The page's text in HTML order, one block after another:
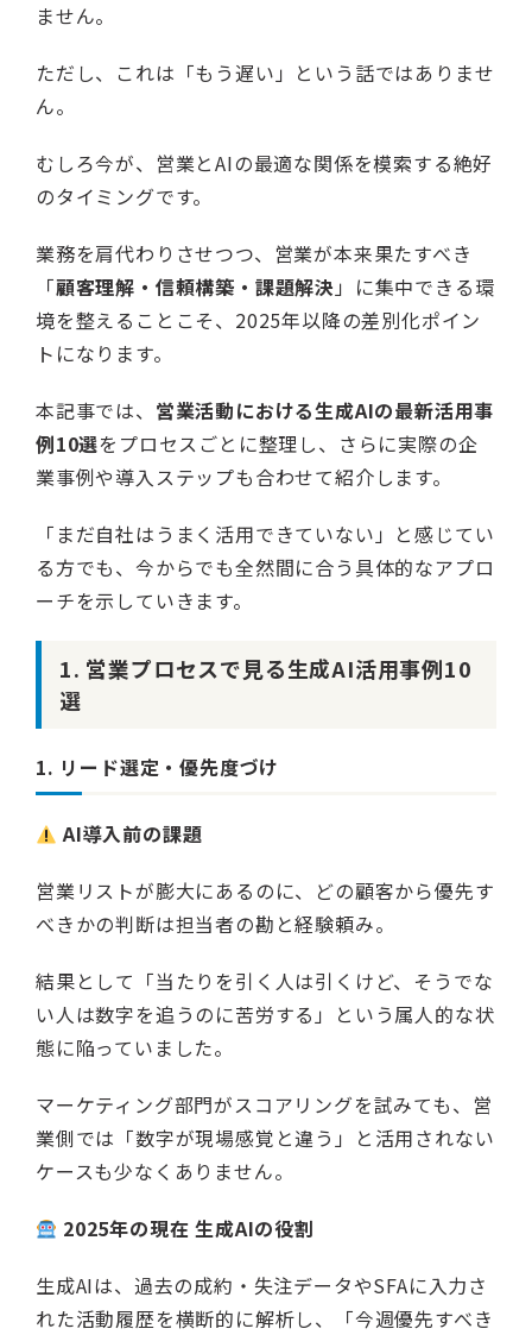
ません。
ただし、これは「もう遅い」という話ではありませ
ん。
むしろ今が、営業とAIの最適な関係を模索する絶好
のタイミングです。
業務を肩代わりさせつつ、営業が本来果たすべき
「顧客理解・信頼構築・課題解決 」に集中できる環
境を整えることこそ、2025年以降の差別化ポイン
トになります。
本記事では、 営業活動における生成AIの最新活用事
例10選をプロセスごとに整理し、さらに実際の企
業事例や導入ステップも合わせて紹介します。
「まだ自社はうまく活用できていない」と感じてい
る方でも、今からでも全然間に合う具体的なアプロ
ーチを示していきます。
1. 営業プロセスで見る生成AI活用事例10
選
1. リード選定・優先度づけ
AI導入前の課題
営業リストが膨大にあるのに、どの顧客から優先す
べきかの判断は担当者の勘と経験頼み。
結果として「当たりを引く人は引くけど、そうでな
い人は数字を追うのに苦労する」という属人的な状
態に陥っていました。
マーケティング部門がスコアリングを試みても、営
業側では「数字が現場感覚と違う」と活用されない
ケースも少なくありません。
2025年の現在 生成AIの役割
生成AIは、過去の成約・失注データやSFAに入力さ
れた活動履歴を横断的に解析し、「今週優先すべき